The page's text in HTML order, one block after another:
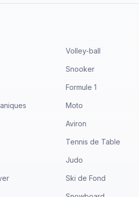
Volley-ball
Snooker
Formule 1
Moto
Aviron
Tennis de Table
Judo
Ski de Fond